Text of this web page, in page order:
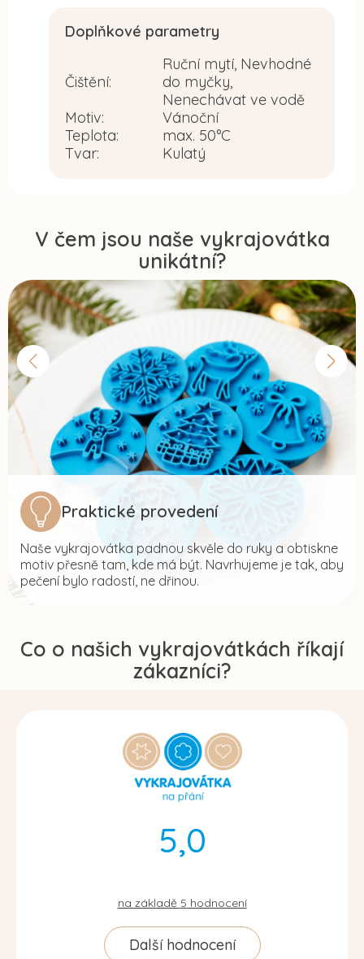
V čem jsou naše vykrajovátka
unikátní?
Praktické provedení
Naše vykrajovátka padnou skvěle do ruky a obtiskne
motiv přesně tam, kde má být. Navrhujeme je tak, aby
pečení bylo radostí, ne dřinou.
Doplňkové parametry
Čištění:
Ruční mytí, Nevhodné
do myčky,
Nenechávat ve vodě
Motiv:
Vánoční
Teplota:
max. 50°C
Tvar: Kulatý
Co o našich vykrajovátkách říkají
zákazníci?
5,0
na základě 5 hodnocení
Další hodnocení